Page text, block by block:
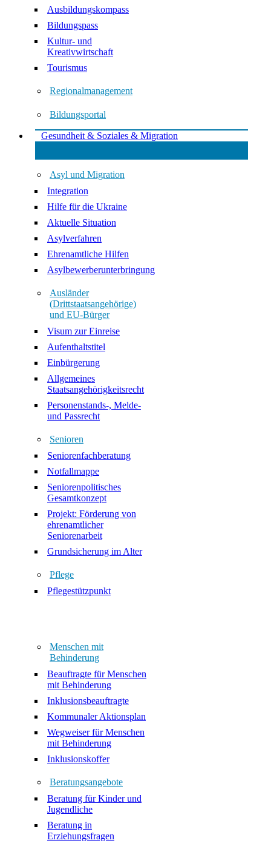
Ausbildungskompass
Bildungspass
Kultur- und
Kreativwirtschaft
Tourismus
Regionalmanagement
Bildungsportal
Gesundheit & Soziales & Migration
Asyl und Migration
Integration
Hilfe für die Ukraine
Aktuelle Situation
Asylverfahren
Ehrenamtliche Hilfen
Asylbewerberunterbringung
Ausländer
(Drittstaatsangehörige)
und EU-Bürger
Visum zur Einreise
Aufenthaltstitel
Einbürgerung
Allgemeines
Staatsangehörigkeitsrecht
Personenstands-, Melde-
und Passrecht
Senioren
Seniorenfachberatung
Notfallmappe
Seniorenpolitisches
Gesamtkonzept
Projekt: Förderung von
ehrenamtlicher
Seniorenarbeit
Grundsicherung im Alter
Pflege
Pflegestützpunkt
Menschen mit
Behinderung
Beauftragte für Menschen
mit Behinderung
Inklusionsbeauftragte
Kommunaler Aktionsplan
Wegweiser für Menschen
mit Behinderung
Inklusionskoffer
Beratungsangebote
Beratung für Kinder und
Jugendliche
Beratung in
Erziehungsfragen